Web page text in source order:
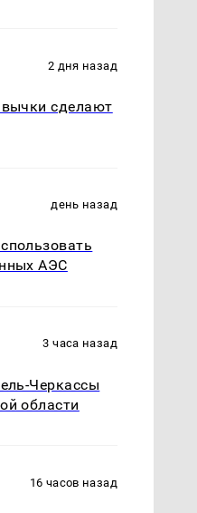
2 дня назад
сделают
день назад
АЭС
3 часа назад
Черкассы
области
16 часов назад